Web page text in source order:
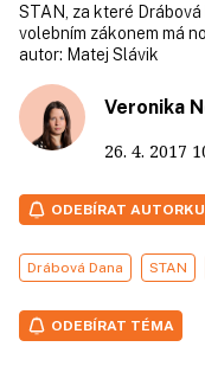
STAN, za které
volebním zákonem má
autor: Matej Slávik
Veronika
26. 4. 2017
ODEBÍRAT AUTORKU
Drábová Dana STAN
ODEBÍRAT TÉMA